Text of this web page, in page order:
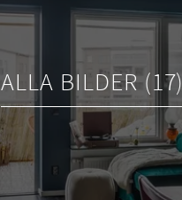
ALLA BILDER (17)